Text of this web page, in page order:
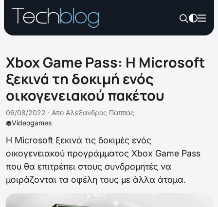
Xbox Game Pass: Η Microsoft
ξεκινά τη δοκιμή ενός
οικογενειακού πακέτου
Videogames
06/08/2022 · Από Αλέξανδρος Παππάς
H Microsoft ξεκινά τις δοκιμές ενός
οικογενειακού προγράμματος Xbox Game Pass
που θα επιτρέπει στους συνδρομητές να
μοιράζονται τα οφέλη τους με άλλα άτομα.